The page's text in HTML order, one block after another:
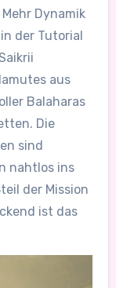
Dynamik
der Tutorial
aus
Balaharas
Die
sind
nahtlos ins
der Mission
ist das